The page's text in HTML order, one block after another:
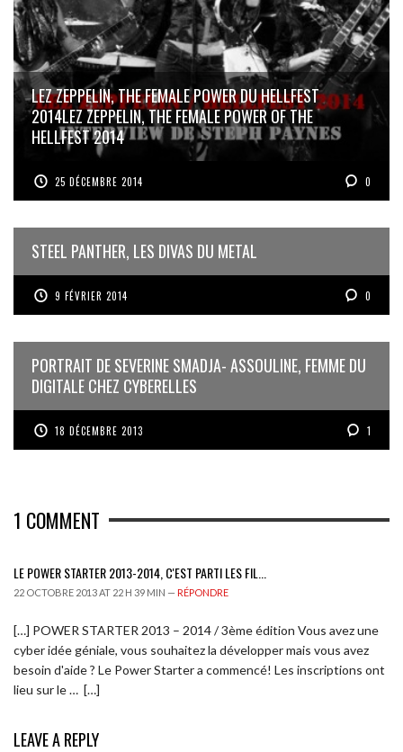
LEZ ZEPPELIN, THE FEMALE POWER DU HELLFEST
2014LEZ ZEPPELIN, THE FEMALE POWER OF THE
HELLFEST 2014
25 DÉCEMBRE 2014 0
STEEL PANTHER, LES DIVAS DU METAL
9 FÉVRIER 2014 0
PORTRAIT DE SEVERINE SMADJA- ASSOULINE, FEMME DU
DIGITALE CHEZ CYBERELLES
18 DÉCEMBRE 2013 1
1 COMMENT
LE POWER STARTER 2013-2014, C'EST PARTI LES FIL...
22 OCTOBRE 2013 AT 22 H 39 MIN — RÉPONDRE
[…] POWER STARTER 2013 – 2014 / 3ème édition Vous avez une
cyber idée géniale, vous souhaitez la développer mais vous avez
besoin d'aide ? Le Power Starter a commencé! Les inscriptions ont
lieu sur le … […]
LEAVE A REPLY